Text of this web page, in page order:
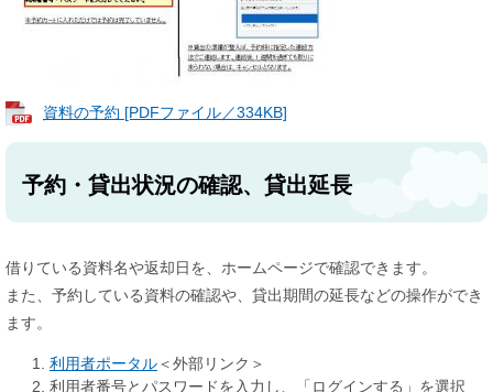
資料の予約 [PDFファイル／334KB]
予約・貸出状況の確認、貸出延長
借りている資料名や返却日を、ホームページで確認できます。
また、予約している資料の確認や、貸出期間の延長などの操作ができ
ます。
​利用者ポータル＜外部リンク＞
利用者番号とパスワードを入力し、「ログインする」を選択